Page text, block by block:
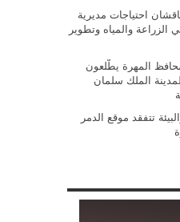
احتياجات مديرية
والمياه وتطوير
المهرة يطّلعون
الملك سلمان
تتفقد موقع الدمر